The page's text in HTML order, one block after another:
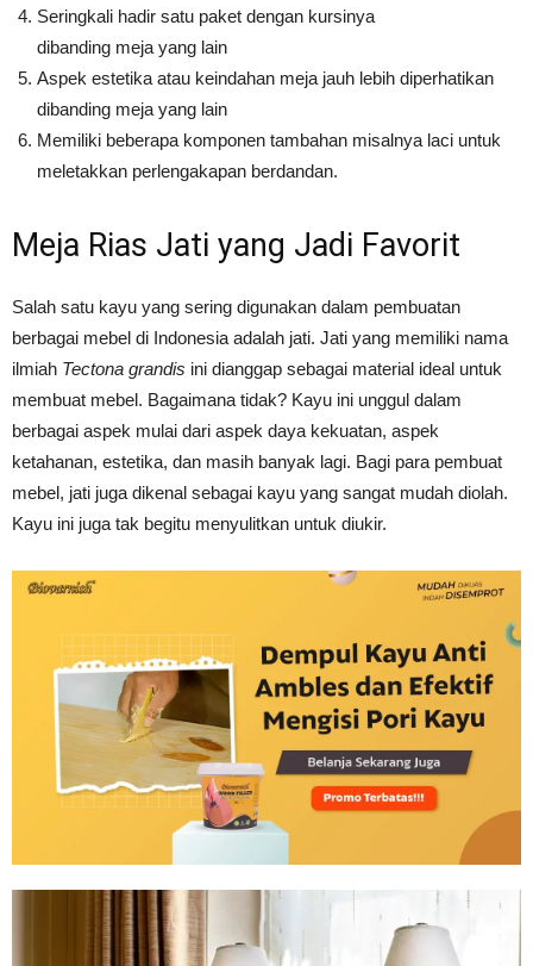
Seringkali hadir satu paket dengan kursinya
dibanding meja yang lain
Aspek estetika atau keindahan meja jauh lebih diperhatikan
dibanding meja yang lain
Memiliki beberapa komponen tambahan misalnya laci untuk
meletakkan perlengakapan berdandan.
Meja Rias Jati yang Jadi Favorit
Salah satu kayu yang sering digunakan dalam pembuatan
berbagai mebel di Indonesia adalah jati. Jati yang memiliki nama
ilmiah Tectona grandis ini dianggap sebagai material ideal untuk
membuat mebel. Bagaimana tidak? Kayu ini unggul dalam
berbagai aspek mulai dari aspek daya kekuatan, aspek
ketahanan, estetika, dan masih banyak lagi. Bagi para pembuat
mebel, jati juga dikenal sebagai kayu yang sangat mudah diolah.
Kayu ini juga tak begitu menyulitkan untuk diukir.